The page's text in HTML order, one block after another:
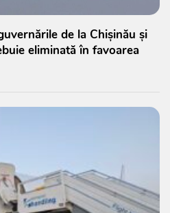
de la Chișinău și
eliminată în favoarea